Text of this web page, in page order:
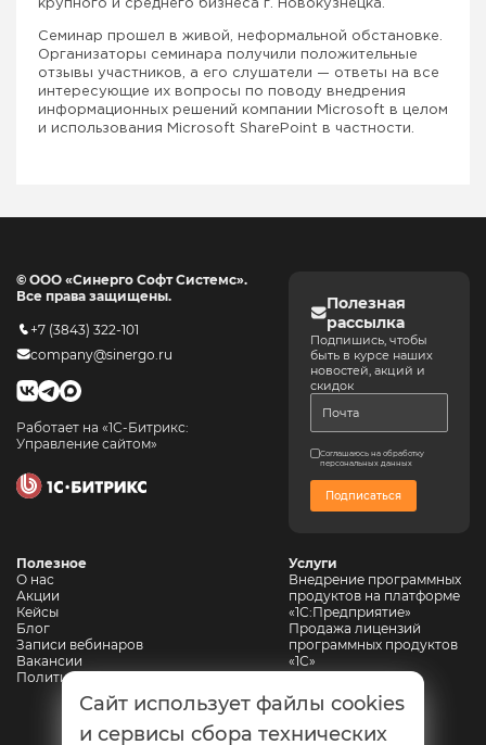
крупного и среднего бизнеса г. Новокузнецка.
Семинар прошел в живой, неформальной обстановке.
Организаторы семинара получили положительные
отзывы участников, а его слушатели — ответы на все
интересующие их вопросы по поводу внедрения
информационных решений компании Microsoft в целом
и использования Microsoft SharePoint в частности.
© ООО «Синерго Софт Системс».
Все права защищены.
+7 (3843) 322-101
company@sinergo.ru
Работает на «1С-Битрикс:
Управление сайтом»
Полезная
рассылка
Подпишись, чтобы
быть в курсе наших
новостей, акций и
скидок
Соглашаюсь на обработку
персональных данных
Подписаться
Полезное
О нас
Акции
Кейсы
Блог
Записи вебинаров
Вакансии
Политика конфиденциальности
Услуги
Внедрение программных
продуктов на платформе
«1С:Предприятие»
Продажа лицензий
программных продуктов
«1С»
Сопровождение 1С
Автоматизация
горнодобывающих
предприятий
Сайт использует файлы cookies
и сервисы сбора технических